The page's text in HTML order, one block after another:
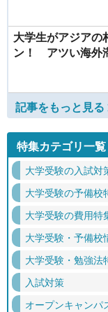
大学生がアジアの
ン！ アツい海外
記事をもっと見
特集カテゴリ一覧
大学受験の入試対
大学受験の予備校
大学受験の費用特
大学受験・予備校
大学受験・勉強法
入試対策
オープンキャンパ